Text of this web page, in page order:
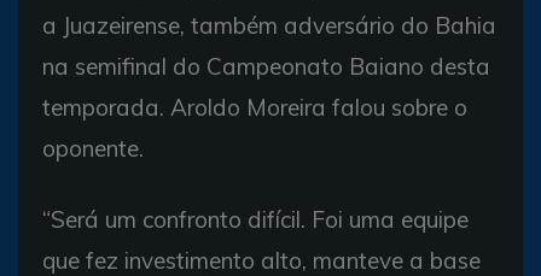
a Juazeirense, também adversário do Bahia
na semifinal do Campeonato Baiano desta
temporada. Aroldo Moreira falou sobre o
oponente.
“Será um confronto difícil. Foi uma equipe
que fez investimento alto, manteve a base